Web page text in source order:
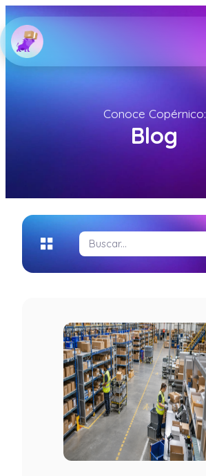
Conoce Copérnico:
Blog
Buscar